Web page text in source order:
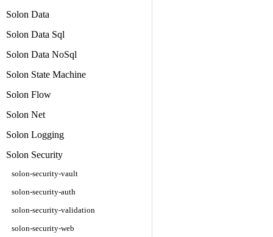
Solon Data
Solon Data Sql
Solon Data NoSql
Solon State Machine
Solon Flow
Solon Net
Solon Logging
Solon Security
solon-security-vault
solon-security-auth
solon-security-validation
solon-security-web